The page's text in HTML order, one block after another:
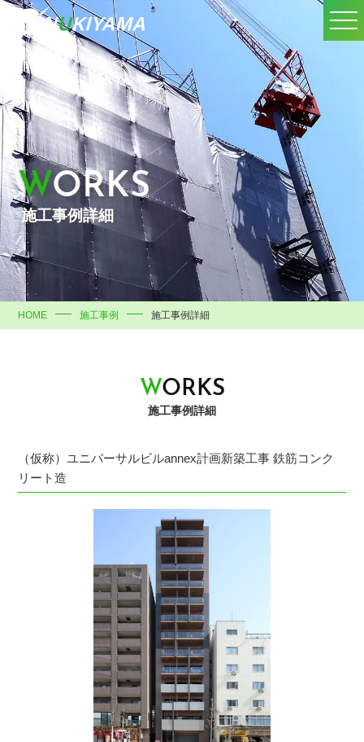
WORKS
施工事例詳細
HOME 施工事例 施工事例詳細
WORKS
施工事例詳細
（仮称）ユニバーサルビルannex計画新築工事 鉄筋コンク
リート造